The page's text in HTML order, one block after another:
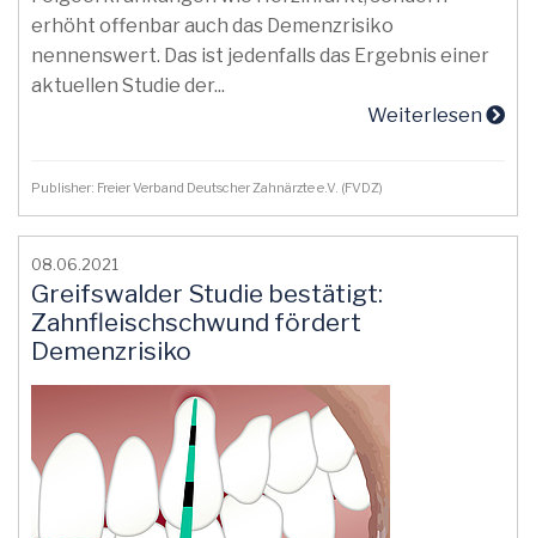
erhöht offenbar auch das Demenzrisiko
nennenswert. Das ist jedenfalls das Ergebnis einer
aktuellen Studie der...
Weiterlesen
Publisher: Freier Verband Deutscher Zahnärzte e.V. (FVDZ)
08.06.2021
Greifswalder Studie bestätigt:
Zahnfleischschwund fördert
Demenzrisiko